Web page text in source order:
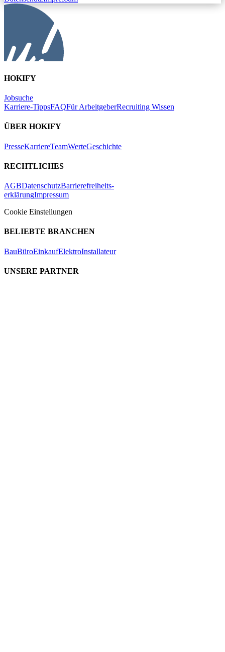
HOKIFY
Jobsuche
Karriere-TippsFAQFür ArbeitgeberRecruiting Wissen
ÜBER HOKIFY
PresseKarriereTeamWerteGeschichte
RECHTLICHES
AGBDatenschutzBarrierefreiheits-
erklärungImpressum
Cookie Einstellungen
BELIEBTE BRANCHEN
BauBüroEinkaufElektroInstallateur
UNSERE PARTNER